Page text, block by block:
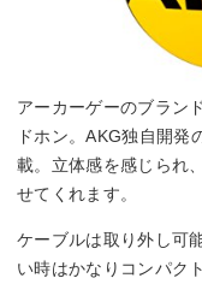
アーカーゲーのブラン
ドホン。AKG独自開発
載。立体感を感じられ
せてくれます。
ケーブルは取り外し可
い時はかなりコンパク